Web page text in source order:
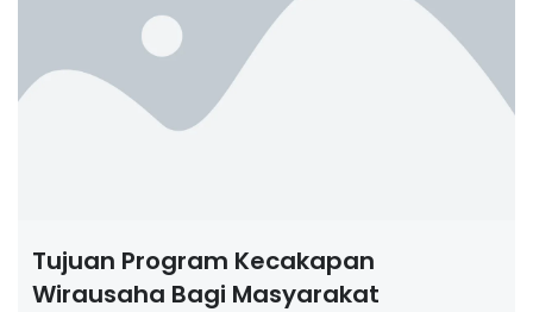
Tujuan Program Kecakapan
Wirausaha Bagi Masyarakat